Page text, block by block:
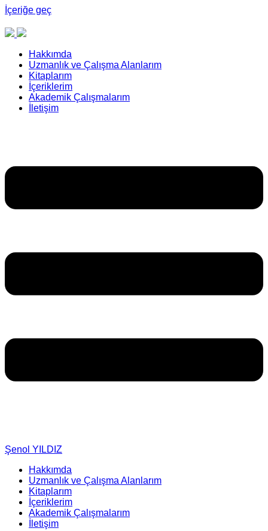
İçeriğe geç
Hakkımda
Uzmanlık ve Çalışma Alanlarım
Kitaplarım
İçeriklerim
Akademik Çalışmalarım
İletişim
Şenol YILDIZ
Hakkımda
Uzmanlık ve Çalışma Alanlarım
Kitaplarım
İçeriklerim
Akademik Çalışmalarım
İletişim